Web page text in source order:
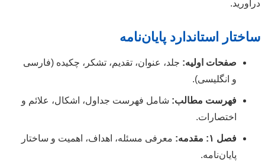
درآورید.
ساختار استاندارد پایان‌نامه
صفحات اولیه: جلد، عنوان، تقدیم، تشکر، چکیده (فارسی
و انگلیسی).
فهرست مطالب: شامل فهرست جداول، اشکال، علائم و
اختصارات.
فصل ۱: مقدمه:
معرفی مسئله، اهداف، اهمیت و ساختار
پایان‌نامه.